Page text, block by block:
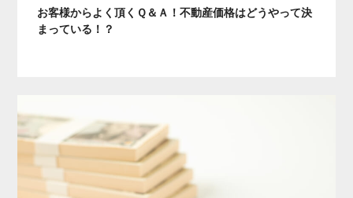
お客様からよく頂くＱ＆Ａ！不動産価格はどうやって決
まっている！？